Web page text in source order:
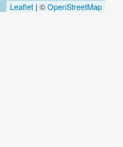
Leaflet | ©OpenStreetMap